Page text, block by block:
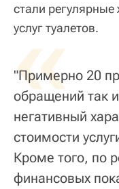
стали
услуг туалетов.
«
"Примерно 20
обращений так
негативный
стоимости
Кроме того, по
финансовых